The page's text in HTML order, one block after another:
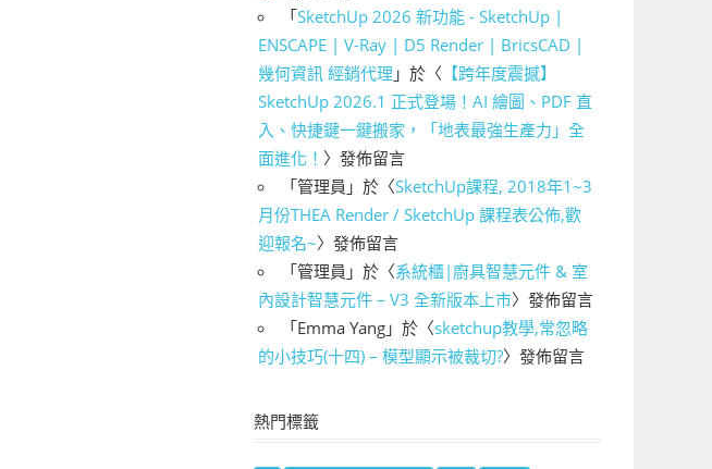
「SketchUp 2026 新功能 - SketchUp |
ENSCAPE | V-Ray | D5 Render | BricsCAD |
幾何資訊 經銷代理 」於〈 【跨年度震撼】
SketchUp 2026.1 正式登場！AI 繪圖、PDF 直
入、快捷鍵一鍵搬家，「地表最強生產力」全
面進化！ 〉發佈留言
「管理員 」於〈SketchUp課程, 2018年1~3
月份THEA Render / SketchUp 課程表公佈,歡
迎報名~〉發佈留言
「管理員 」於〈系統櫃|廚具智慧元件 & 室
內設計智慧元件 – V3 全新版本上市〉發佈留言
「Emma Yang 」於〈sketchup教學,常忽略
的小技巧(十四) – 模型顯示被裁切?〉發佈留言
熱門標籤